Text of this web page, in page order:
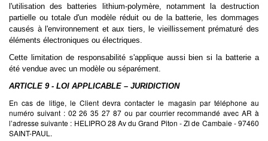
l'utilisation des batteries lithium-polymère, notamment la destruction
partielle ou totale d'un modèle réduit ou de la batterie, les dommages
causés à l'environnement et aux tiers, le vieillissement prématuré des
éléments électroniques ou électriques.
Cette limitation de responsabilité s'applique aussi bien si la batterie a
été vendue avec un modèle ou séparément.
ARTICLE 9 - LOI APPLICABLE – JURIDICTION
En cas de litige, le Client devra contacter le magasin par téléphone au
numéro suivant : 02 26 35 27 87 ou par courrier recommandé avec AR à
l’adresse suivante : HELIPRO 28 Av du Grand Piton - ZI de Cambaie - 97460
SAINT-PAUL.